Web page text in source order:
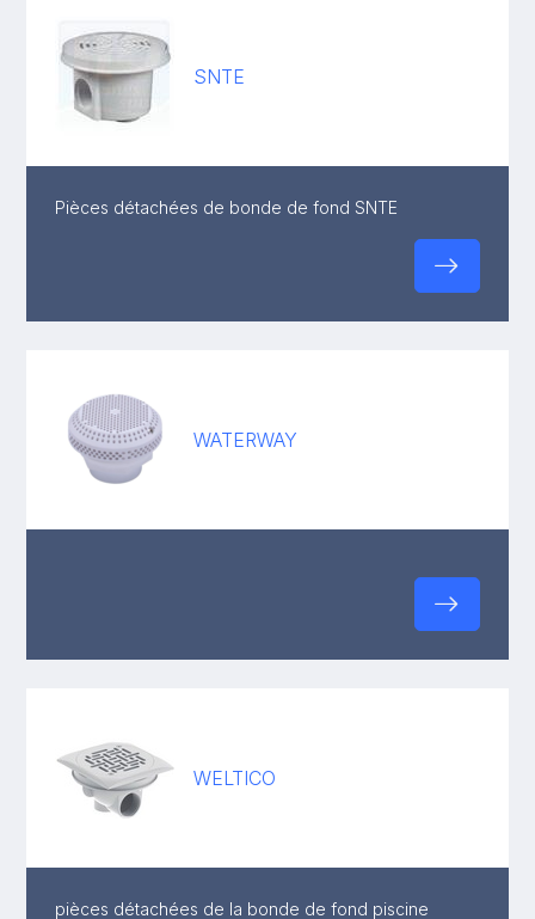
SNTE
Pièces détachées de bonde de fond SNTE
WATERWAY
WELTICO
pièces détachées de la bonde de fond piscine